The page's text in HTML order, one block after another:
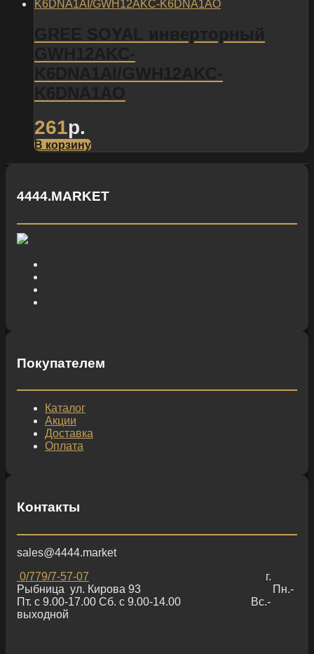
261р.
В корзину
4444.MARKET
Покупателем
Каталог
Акции
Доставка
Оплата
Контакты
sales@4444.market
0/779/7-57-07 г.
Рыбница ул. Кирова 93 Пн.-
Пт. с 9.00-17.00 Сб. с 9.00-14.00 Вс.-
выходной